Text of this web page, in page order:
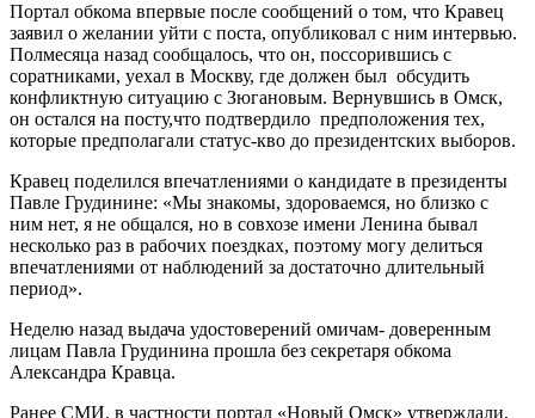
Портал обкома впервые после сообщений о том, что Кравец
заявил о желании уйти с поста, опубликовал с ним интервью.
Полмесяца назад сообщалось, что он, поссорившись с
соратниками, уехал в Москву, где должен был обсудить
конфликтную ситуацию с Зюгановым. Вернувшись в Омск,
он остался на посту,что подтвердило предположения тех,
которые предполагали статус-кво до президентских выборов.
Кравец поделился впечатлениями о кандидате в президенты
Павле Грудинине: «Мы знакомы, здороваемся, но близко с
ним нет, я не общался, но в совхозе имени Ленина бывал
несколько раз в рабочих поездках, поэтому могу делиться
впечатлениями от наблюдений за достаточно длительный
период».
Неделю назад выдача удостоверений омичам- доверенным
лицам Павла Грудинина прошла без секретаря обкома
Александра Кравца.
Ранее СМИ, в частности портал «Новый Омск» утверждали,